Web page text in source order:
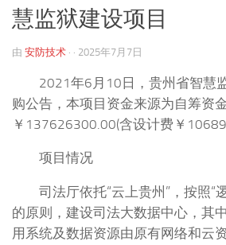
慧监狱建设项目
由 安防技术 · · 2025年7月7日
2021年6月10日，贵州省智慧
购公告，本项目资金来源为自筹资
￥137626300.00(含设计费￥
项目情况
司法厅依托“云上贵州”，按照“
的原则，建设司法大数据中心，其
用系统及数据资源由原有网络和云